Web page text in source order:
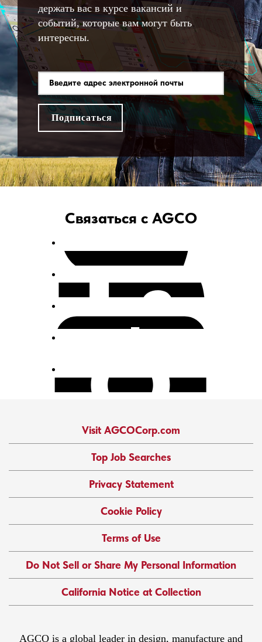
держать вас в курсе вакансий и
событий, которые вам могут быть
интересны.
Связаться с AGCO
Visit AGCOCorp.com
Top Job Searches
Privacy Statement
Cookie Policy
Terms of Use
Do Not Sell or Share My Personal Information
California Notice at Collection
AGCO is a global leader in design, manufacture and